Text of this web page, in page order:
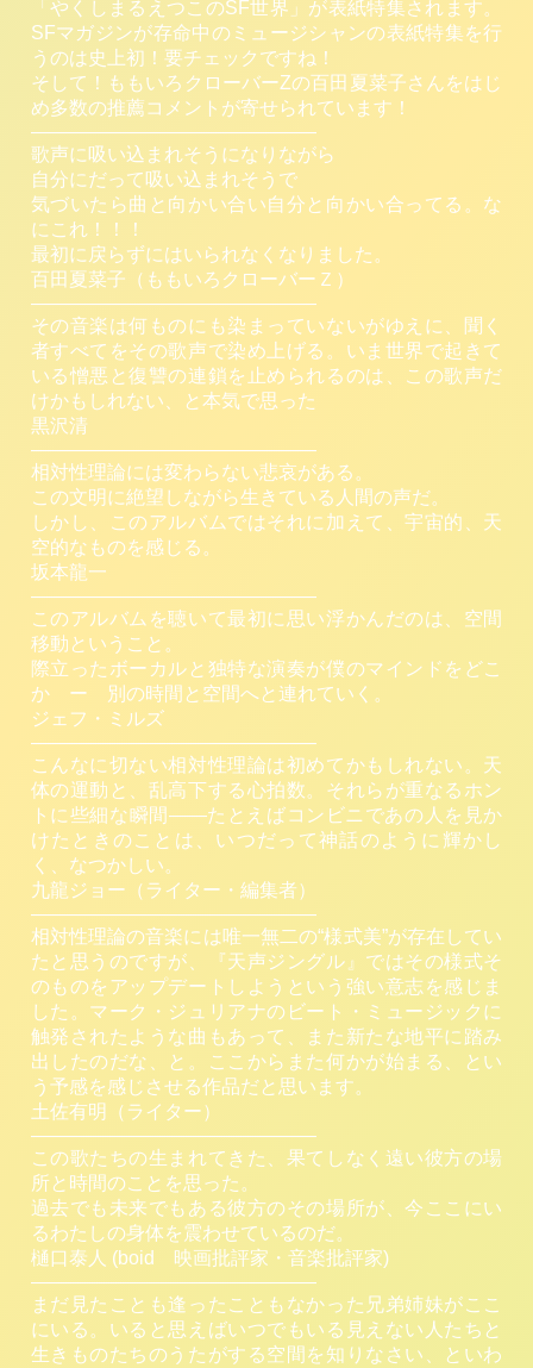
「やくしまるえつこのSF世界」が表紙特集されます。
SFマガジンが存命中のミュージシャンの表紙特集を行
うのは史上初！要チェックですね！
そして！ももいろクローバーZの百田夏菜子さんをはじ
め多数の推薦コメントが寄せられています！
———————————————
歌声に吸い込まれそうになりながら
自分にだって吸い込まれそうで
気づいたら曲と向かい合い自分と向かい合ってる。な
にこれ！！！
最初に戻らずにはいられなくなりました。
百田夏菜子（ももいろクローバーＺ）
———————————————
その音楽は何ものにも染まっていないがゆえに、聞く
者すべてをその歌声で染め上げる。いま世界で起きて
いる憎悪と復讐の連鎖を止められるのは、この歌声だ
けかもしれない、と本気で思った
黒沢清
———————————————
相対性理論には変わらない悲哀がある。
この文明に絶望しながら生きている人間の声だ。
しかし、このアルバムではそれに加えて、宇宙的、天
空的なものを感じる。
坂本龍一
———————————————
このアルバムを聴いて最初に思い浮かんだのは、空間
移動ということ。
際立ったボーカルと独特な演奏が僕のマインドをどこ
か ー 別の時間と空間へと連れていく。
ジェフ・ミルズ
———————————————
こんなに切ない相対性理論は初めてかもしれない。天
体の運動と、乱高下する心拍数。それらが重なるホン
トに些細な瞬間——たとえばコンビニであの人を見か
けたときのことは、いつだって神話のように輝かし
く、なつかしい。
九龍ジョー（ライター・編集者）
———————————————
相対性理論の音楽には唯一無二の“様式美”が存在してい
たと思うのですが、『天声ジングル』ではその様式そ
のものをアップデートしようという強い意志を感じま
した。マーク・ジュリアナのビート・ミュージックに
触発されたような曲もあって、また新たな地平に踏み
出したのだな、と。ここからまた何かが始まる、とい
う予感を感じさせる作品だと思います。
土佐有明（ライター）
———————————————
この歌たちの生まれてきた、果てしなく遠い彼方の場
所と時間のことを思った。
過去でも未来でもある彼方のその場所が、今ここにい
るわたしの身体を震わせているのだ。
樋口泰人 (boid 映画批評家・音楽批評家)
———————————————
まだ見たことも逢ったこともなかった兄弟姉妹がここ
にいる。いると思えばいつでもいる見えない人たちと
生きものたちのうたがする空間を知りなさい、といわ